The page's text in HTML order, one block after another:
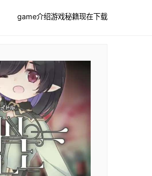
game介绍游戏秘籍现在下载